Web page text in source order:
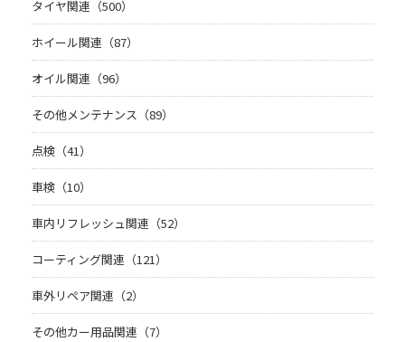
タイヤ関連（500）
ホイール関連（87）
オイル関連（96）
その他メンテナンス（89）
点検（41）
車検（10）
車内リフレッシュ関連（52）
コーティング関連（121）
車外リペア関連（2）
その他カー用品関連（7）